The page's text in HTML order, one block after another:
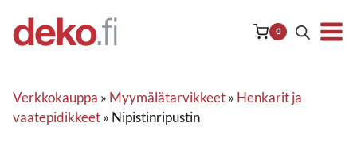
sisältöön
0
Verkkokauppa » Myymälätarvikkeet» Henkarit ja
vaatepidikkeet» Nipistinripustin